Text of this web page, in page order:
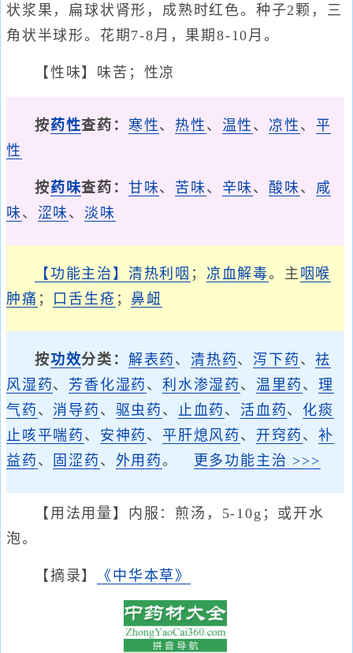
状浆果，扁球状肾形，成熟时红色。种子2颗，三
角状半球形。花期7-8月，果期8-10月。
【性味】味苦；性凉
按药性查药： 寒性、 热性 、 温性 、 凉性 、 平
性
按药味查药： 甘味、 苦味、 辛味、 酸味、 咸
味、 涩味、 淡味
【功能主治】 清热利咽 ； 凉血解毒。主 咽喉
肿痛 ； 口舌生疮 ； 鼻衄
按功效分类： 解表药 、清热药、 泻下药 、祛
风湿药、 芳香化湿药 、利水渗湿药 、 温里药 、理
气药 、 消导药 、 驱虫药 、 止血药 、 活血药、 化痰
止咳平喘药 、 安神药 、 平肝熄风药 、 开窍药 、补
益药 、 固涩药 、 外用药。 更多功能主治 >>>
【用法用量】内服：煎汤，5-10g；或开水
泡。
【摘录】 《中华本草》